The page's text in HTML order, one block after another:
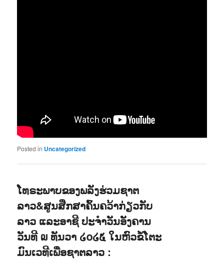
Posted in Uncategorized
ໂທຣະພາບຂອງພລັງຮ່ວມຊາຕ
ລາວ&ສູນສືກສາຄົ້ນຄວ້າກ່ຽວກັບ
ລາວ ແລະອາຊີ ປະຈຳວັນອັງຄານ
ວັນທີ ໙ ທັນວາ ໒໐໒໕ ໃນຫົວຂໍ້ໂຕະ
ມົນເວທີເພື່ອຊາຕລາວ :